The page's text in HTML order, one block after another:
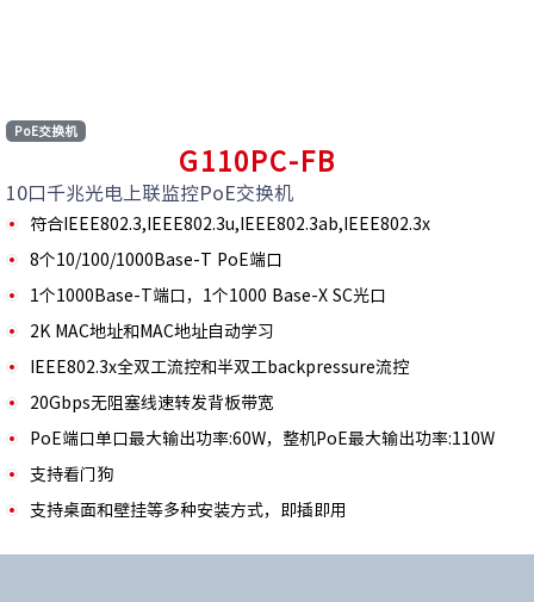
PoE交换机
G110PC-FB
10口千兆光电上联监控PoE交换机
符合IEEE802.3,IEEE802.3u,IEEE802.3ab,IEEE802.3x
8个10/100/1000Base-T PoE端口
1个1000Base-T端口，1个1000 Base-X SC光口
2K MAC地址和MAC地址自动学习
IEEE802.3x全双工流控和半双工backpressure流控
20Gbps无阻塞线速转发背板带宽
PoE端口单口最大输出功率:60W，整机PoE最大输出功率:110W
支持看门狗
支持桌面和壁挂等多种安装方式，即插即用